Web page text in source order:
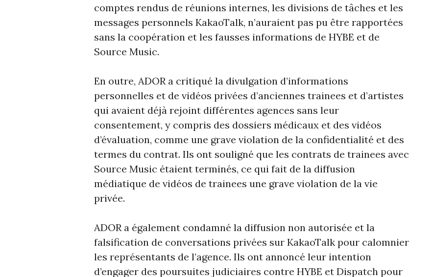
comptes rendus de réunions internes, les divisions de tâches et les
messages personnels KakaoTalk, n’auraient pas pu être rapportées
sans la coopération et les fausses informations de HYBE et de
Source Music.
En outre, ADOR a critiqué la divulgation d’informations
personnelles et de vidéos privées d’anciennes trainees et d’artistes
qui avaient déjà rejoint différentes agences sans leur
consentement, y compris des dossiers médicaux et des vidéos
d’évaluation, comme une grave violation de la confidentialité et des
termes du contrat. Ils ont souligné que les contrats de trainees avec
Source Music étaient terminés, ce qui fait de la diffusion
médiatique de vidéos de trainees une grave violation de la vie
privée.
ADOR a également condamné la diffusion non autorisée et la
falsification de conversations privées sur KakaoTalk pour calomnier
les représentants de l’agence. Ils ont annoncé leur intention
d’engager des poursuites judiciaires contre HYBE et Dispatch pour